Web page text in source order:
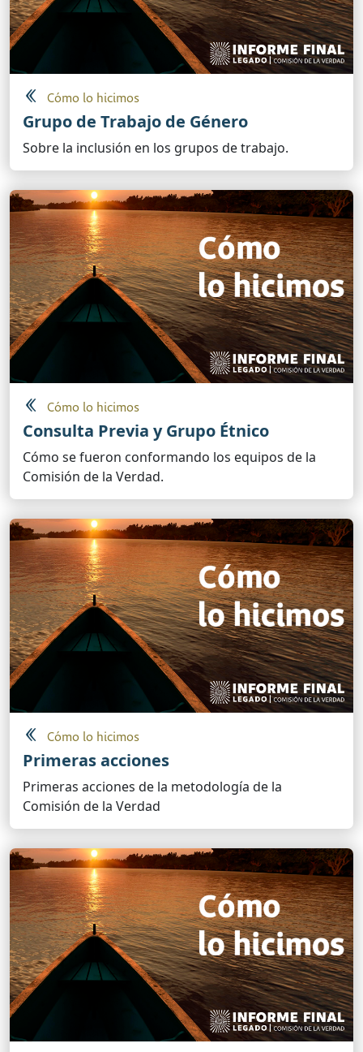
Cómo lo hicimos
Grupo de Trabajo de Género
Sobre la inclusión en los grupos de trabajo.
Cómo lo hicimos
Consulta Previa y Grupo Étnico
Cómo se fueron conformando los equipos de la
Comisión de la Verdad.
Cómo lo hicimos
Primeras acciones
Primeras acciones de la metodología de la
Comisión de la Verdad